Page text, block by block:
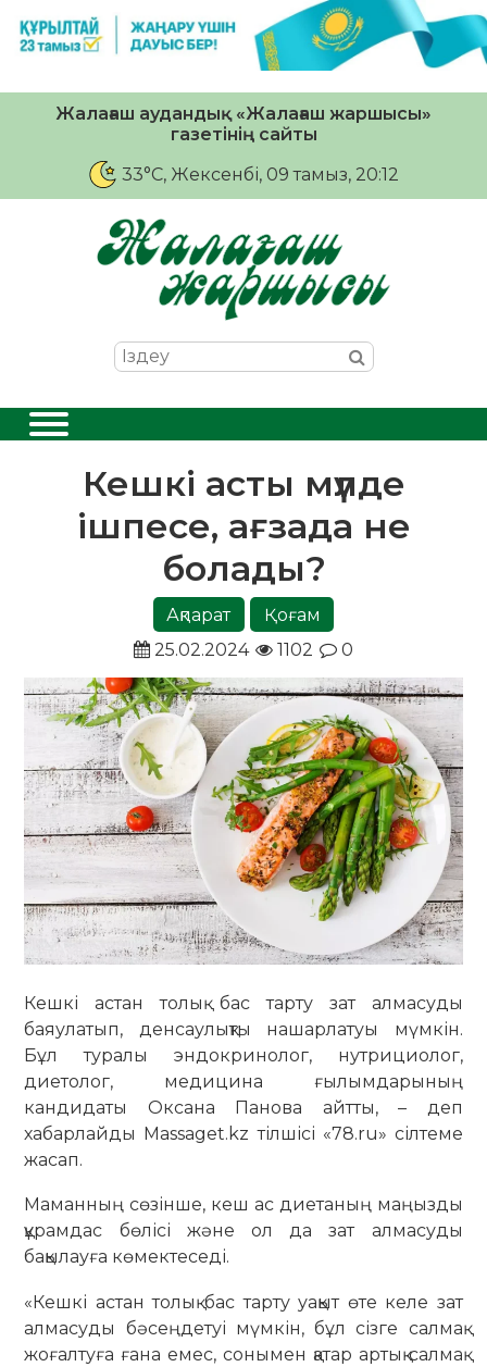
Жалағаш аудандық «Жалағаш жаршысы»
газетінің сайты
33°C, Жексенбі, 09 тамыз, 20:12
Кешкі асты мүлде
ішпесе, ағзада не
болады?
Ақпарат
Қоғам
25.02.2024
1102 0
Кешкі астан толық бас тарту зат алмасуды
баяулатып, денсаулықты нашарлатуы мүмкін.
Бұл туралы эндокринолог, нутрициолог,
диетолог, медицина ғылымдарының
кандидаты Оксана Панова айтты, – деп
хабарлайды Massaget.kz тілшісі «78.ru» сілтеме
жасап.
Маманның сөзінше, кеш ас диетаның маңызды
құрамдас бөлісі және ол да зат алмасуды
бақылауға көмектеседі.
«Кешкі астан толық бас тарту уақыт өте келе зат
алмасуды бәсеңдетуі мүмкін, бұл сізге салмақ
жоғалтуға ғана емес, сонымен қатар артық салмақ